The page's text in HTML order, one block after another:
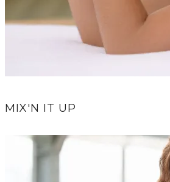
MIX'N IT UP